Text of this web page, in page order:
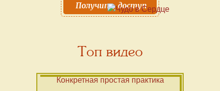
Получить доступ
Топ видео